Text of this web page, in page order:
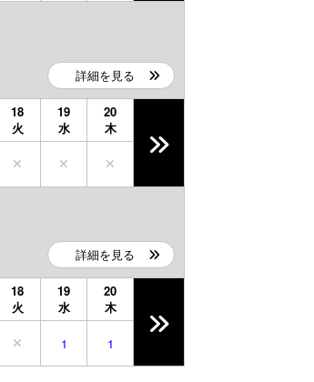
詳細を見る
18
火
19
水
20
木
詳細を見る
18
火
19
水
20
木
1 1